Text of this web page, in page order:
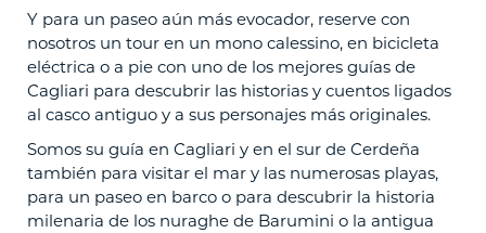
Y para un paseo aún más evocador, reserve con
nosotros un tour en un mono calessino, en bicicleta
eléctrica o a pie con uno de los mejores guías de
Cagliari para descubrir las historias y cuentos ligados
al casco antiguo y a sus personajes más originales.
Somos su guía en Cagliari y en el sur de Cerdeña
también para visitar el mar y las numerosas playas,
para un paseo en barco o para descubrir la historia
milenaria de los nuraghe de Barumini o la antigua